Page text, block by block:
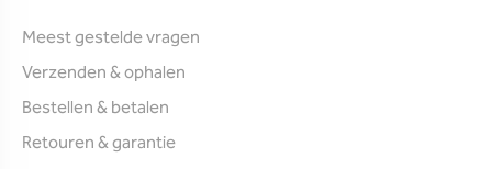
Meest gestelde vragen
Verzenden & ophalen
Bestellen & betalen
Retouren & garantie